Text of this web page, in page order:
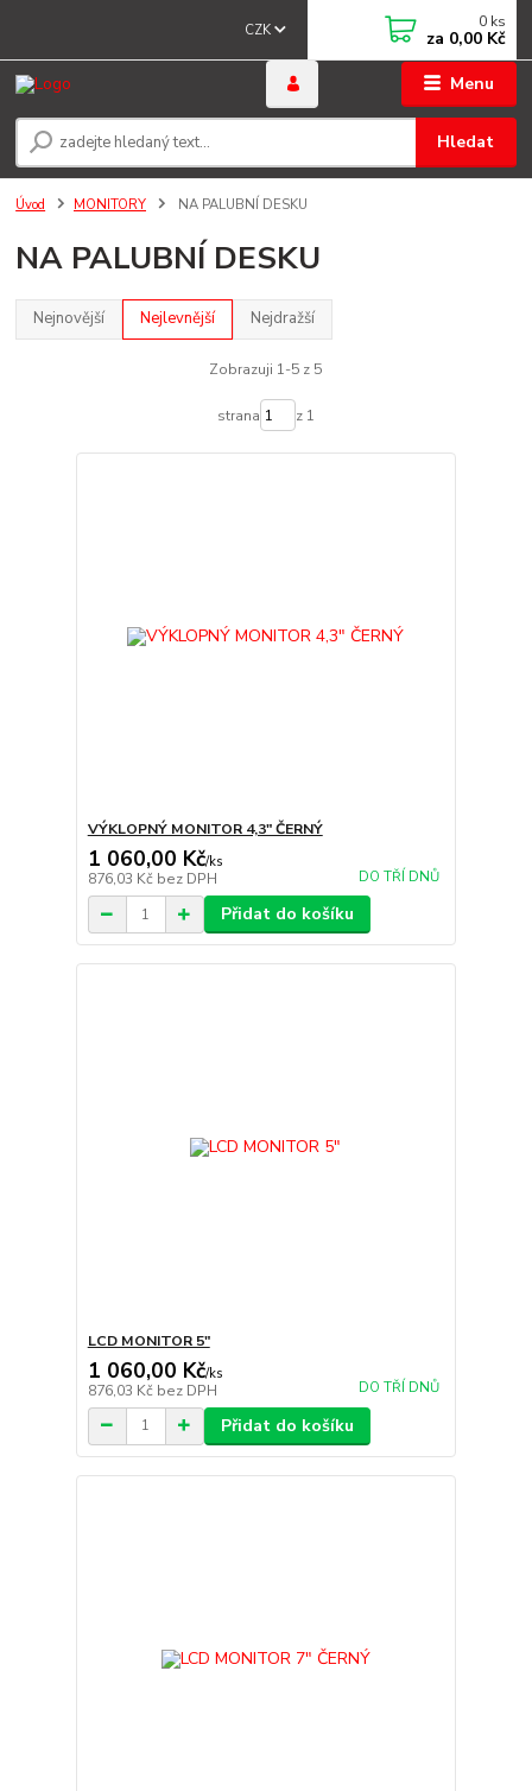
Menu
CZK
Hledat
0 ks
za 0,00 Kč
Úvod MONITORY NA PALUBNÍ DESKU
NA PALUBNÍ DESKU
Nejnovější Nejlevnější Nejdražší
Zobrazuji 1-5 z 5
strana z 1
VÝKLOPNÝ MONITOR 4,3" ČERNÝ
1 060,00 Kč/ks
876,03 Kč bez DPH DO TŘÍ DNŮ
Přidat do košíku
LCD MONITOR 5"
1 060,00 Kč/ks
876,03 Kč bez DPH DO TŘÍ DNŮ
Přidat do košíku